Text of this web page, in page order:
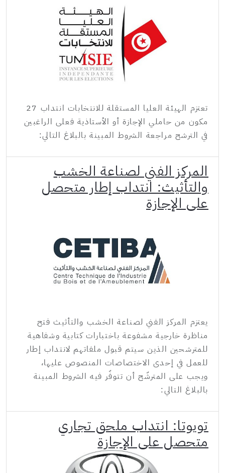
تعتزم الهيئة العليا المستقلة للانتخابات انتداب 27
مكون من حاملي الإجازة أو الأستاذية فعلى الراغبين
في الترشح مراجعة الشروط المبينة بالبلاغ التالي:
المركز الفني لصناعة الخشب
والتأثيث: انتداب إطار متحصل
على الإجازة
يعتزم المركز الفني لصناعة الخشب والتأثيث فتح
مناظرة خارجية مشفوعة باختبارات كتابية وشفاهية
للمترشحين الذين سيتم قبول ملفاتهم لانتداب إطار
للعمل في إحدى الاختصاصات المنصوص عليها،
ويجب على المترشّح أن تتوفّر فيه الشروط المبينة
بالبلاغ التالي:
تويوتا: انتداب ملحق تجاري
متحصل على الإجازة